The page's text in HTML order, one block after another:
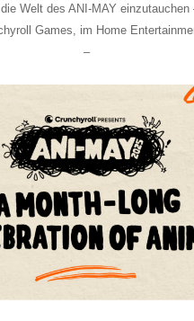
Welt des ANI-MAY
Games, im Home
–